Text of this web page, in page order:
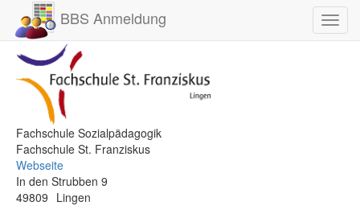
BBS Anmeldung
Fachschule Sozialpädagogik
Fachschule St. Franziskus
Webseite
In den Strubben 9
49809 Lingen